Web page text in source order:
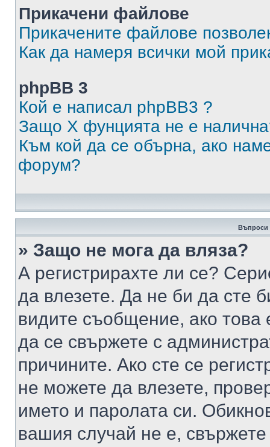
Прикачени файлове
Прикачените файлове
Как да намеря всички мой
phpBB 3
Кой е написал phpBB3 ?
Защо X фунцията не е
Към кой да се обърна, ако
форум?
Въпроси
» Защо не мога да вляза?
А регистрирахте ли се?
да влезете. Да не би да сте
видите съобщение, ако това
да се свържете с
причините. Ако сте се
не можете да влезете,
името и паролата си.
вашия случай не е,